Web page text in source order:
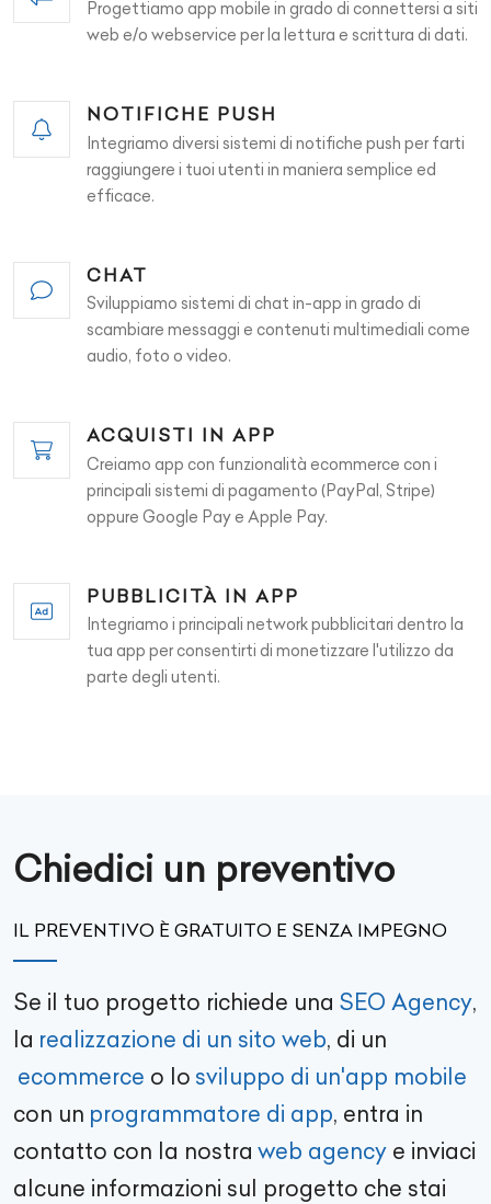
Progettiamo app mobile in grado di connettersi a siti
web e/o webservice per la lettura e scrittura di dati.
NOTIFICHE PUSH
Integriamo diversi sistemi di notifiche push per farti
raggiungere i tuoi utenti in maniera semplice ed
efficace.
CHAT
Sviluppiamo sistemi di chat in-app in grado di
scambiare messaggi e contenuti multimediali come
audio, foto o video.
ACQUISTI IN APP
Creiamo app con funzionalità ecommerce con i
principali sistemi di pagamento (PayPal, Stripe)
oppure Google Pay e Apple Pay.
PUBBLICITÀ IN APP
Integriamo i principali network pubblicitari dentro la
tua app per consentirti di monetizzare l'utilizzo da
parte degli utenti.
Chiedici un preventivo
IL PREVENTIVO È GRATUITO E SENZA IMPEGNO
Se il tuo progetto richiede una SEO Agency,
la realizzazione di un sito web, di un
ecommerce o lo sviluppo di un'app mobile
con un programmatore di app, entra in
contatto con la nostra web agency e inviaci
alcune informazioni sul progetto che stai